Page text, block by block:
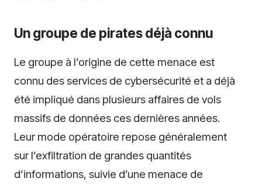
Un groupe de pirates déjà connu
Le groupe à l’origine de cette menace est
connu des services de cybersécurité et a déjà
été impliqué dans plusieurs affaires de vols
massifs de données ces dernières années.
Leur mode opératoire repose généralement
sur l’exfiltration de grandes quantités
d’informations, suivie d’une menace de